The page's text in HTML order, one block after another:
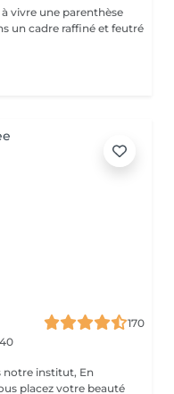
vivre une parenthèse
170
placez votre beauté